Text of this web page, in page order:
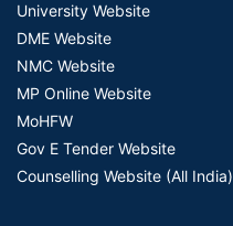
University Website
DME Website
NMC Website
MP Online Website
MoHFW
Gov E Tender Website
Counselling Website (All India)